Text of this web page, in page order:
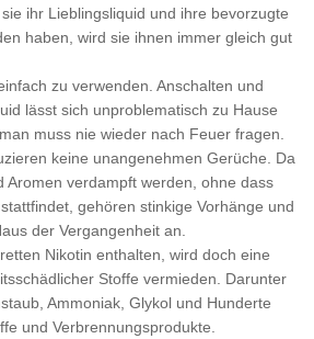
ihr Lieblingsliquid und ihre bevorzugte
haben, wird sie ihnen immer gleich gut
zu verwenden. Anschalten und
lässt sich unproblematisch zu Hause
muss nie wieder nach Feuer fragen.
keine unangenehmen Gerüche. Da
Aromen verdampft werden, ohne dass
gehören stinkige Vorhänge und
der Vergangenheit an.
Nikotin enthalten, wird doch eine
Stoffe vermieden. Darunter
Ammoniak, Glykol und Hunderte
und Verbrennungsprodukte.